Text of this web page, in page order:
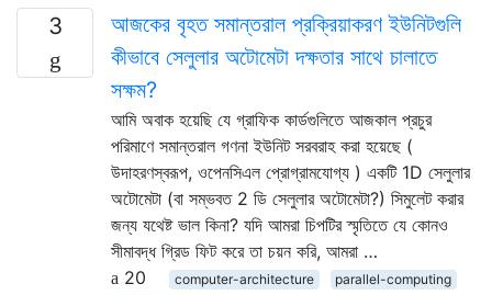
3
আজকের বৃহত সমান্তরাল প্রক্রিয়াকরণ ইউনিটগুলি
কীভাবে সেলুলার অটোমেটা দক্ষতার সাথে চালাতে
সক্ষম?
আমি অবাক হয়েছি যে গ্রাফিক কার্ডগুলিতে আজকাল প্রচুর
পরিমাণে সমান্তরাল গণনা ইউনিট সরবরাহ করা হয়েছে (
উদাহরণস্বরূপ, ওপেনসিএল প্রোগ্রামযোগ্য ) একটি 1D সেলুলার
অটোমেটা (বা সম্ভবত 2 ডি সেলুলার অটোমেটা?) সিমুলেট করার
জন্য যথেষ্ট ভাল কিনা? যদি আমরা চিপটির স্মৃতিতে যে কোনও
সীমাবদ্ধ গ্রিড ফিট করে তা চয়ন করি, আমরা …
20
computer-architecture
parallel-computing